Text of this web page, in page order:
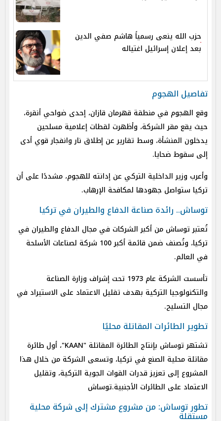
حزب الله ينعى رسمياً هاشم صفي الدين
بعد إعلان إسرائيل اغتياله
تفاصيل الهجوم
وقع الهجوم في منطقة قهرمان قازان، إحدى ضواحي أنقرة،
حيث يقع مقر الشركة، وأظهرت لقطات إعلامية مسلحين
يدخلون المنشأة، وسط تقارير عن إطلاق نار وانفجار قوي أدى
إلى سقوط ضحايا.
وأعرب وزير الداخلية التركي عن إدانته للهجوم، مشددًا على أن
تركيا ستواصل جهودها لمكافحة الإرهاب.
توساش.. رائدة صناعة الدفاع والطيران في تركيا
تُعتبر توساش من أكبر الشركات في مجال الدفاع والطيران في
تركيا، وتُصنف ضمن قائمة أكبر 100 شركة لصناعات الأسلحة
في العالم.
تأسست الشركة عام 1973 تحت إشراف وزارة الصناعة
والتكنولوجيا التركية بهدف تقليل الاعتماد على الاستيراد في
مجال التسليح.
تطوير الطائرات المقاتلة محليًا
تشتهر توساش بإنتاج الطائرة المقاتلة "KAAN"، أول طائرة
مقاتلة محلية الصنع في تركيا، وتسعى الشركة من خلال هذا
المشروع إلى تعزيز قدرات القوات الجوية التركية، وتقليل
الاعتماد على الطائرات الأجنبية.توساش
تطور توساش: من مشروع مشترك إلى شركة محلية
مستقلة